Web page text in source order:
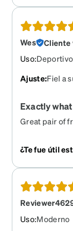
Wes
Cliente
Uso:Deportivo
Ajuste:Fiel a
Exactly
Great pair of
¿Te fue útil
Uso:Moderno